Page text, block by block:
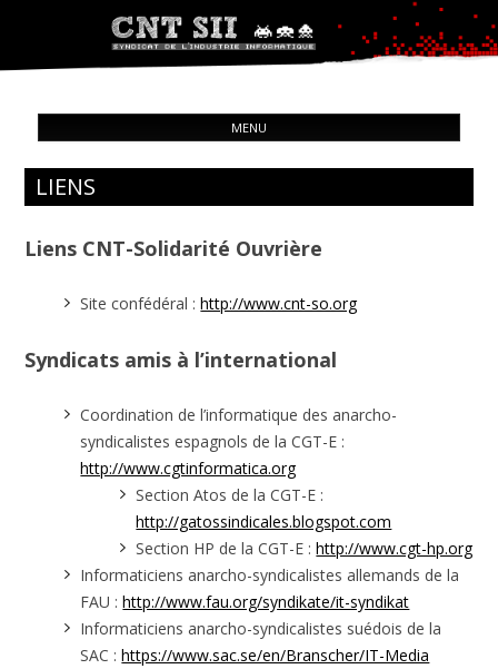
CNT – Solidarité Ouvrière
MENU
LIENS
Liens CNT-Solidarité Ouvrière
Site confédéral :http://www.cnt-so.org
Syndicats amis à l’international
Coordination de l’informatique des anarcho-
syndicalistes espagnols de la CGT-E :
http://www.cgtinformatica.org
Section Atos de la CGT-E :
http://gatossindicales.blogspot.com
Section HP de la CGT-E :http://www.cgt-hp.org
Informaticiens anarcho-syndicalistes allemands de la
FAU :http://www.fau.org/syndikate/it-syndikat
Informaticiens anarcho-syndicalistes suédois de la
SAC :https://www.sac.se/en/Branscher/IT-Media